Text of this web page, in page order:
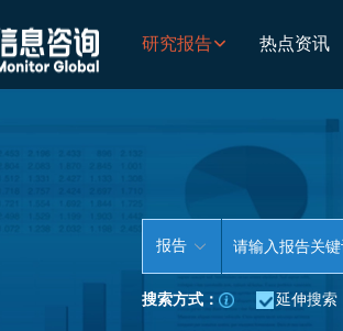
研究报告 热点资讯
报告
搜索方式： 延伸搜索